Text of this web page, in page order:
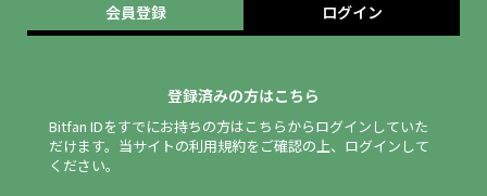
会員登録 ログイン
登録済みの方はこちら
Bitfan IDをすでにお持ちの方はこちらからログインしていた
だけます。 当サイトの利用規約をご確認の上、ログインして
ください。